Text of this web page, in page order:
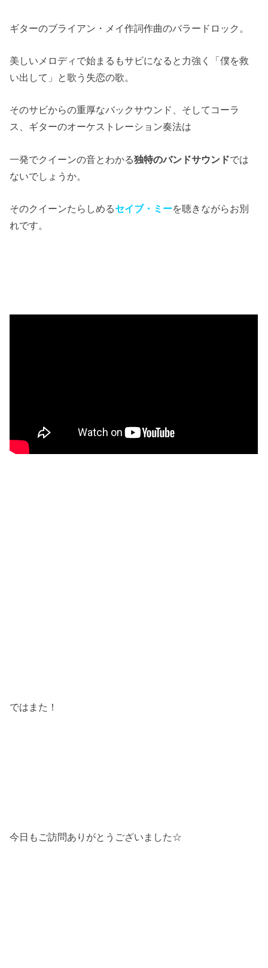
ギターのブライアン・メイ作詞作曲のバラードロック。
美しいメロディで始まるもサビになると力強く「僕を救
い出して」と歌う失恋の歌。
そのサビからの重厚なバックサウンド、そしてコーラ
ス、ギターのオーケストレーション奏法は
一発でクイーンの音とわかる独特のバンドサウンドでは
ないでしょうか。
そのクイーンたらしめるセイブ・ミーを聴きながらお別
れです。
ではまた！
今日もご訪問ありがとうございました☆